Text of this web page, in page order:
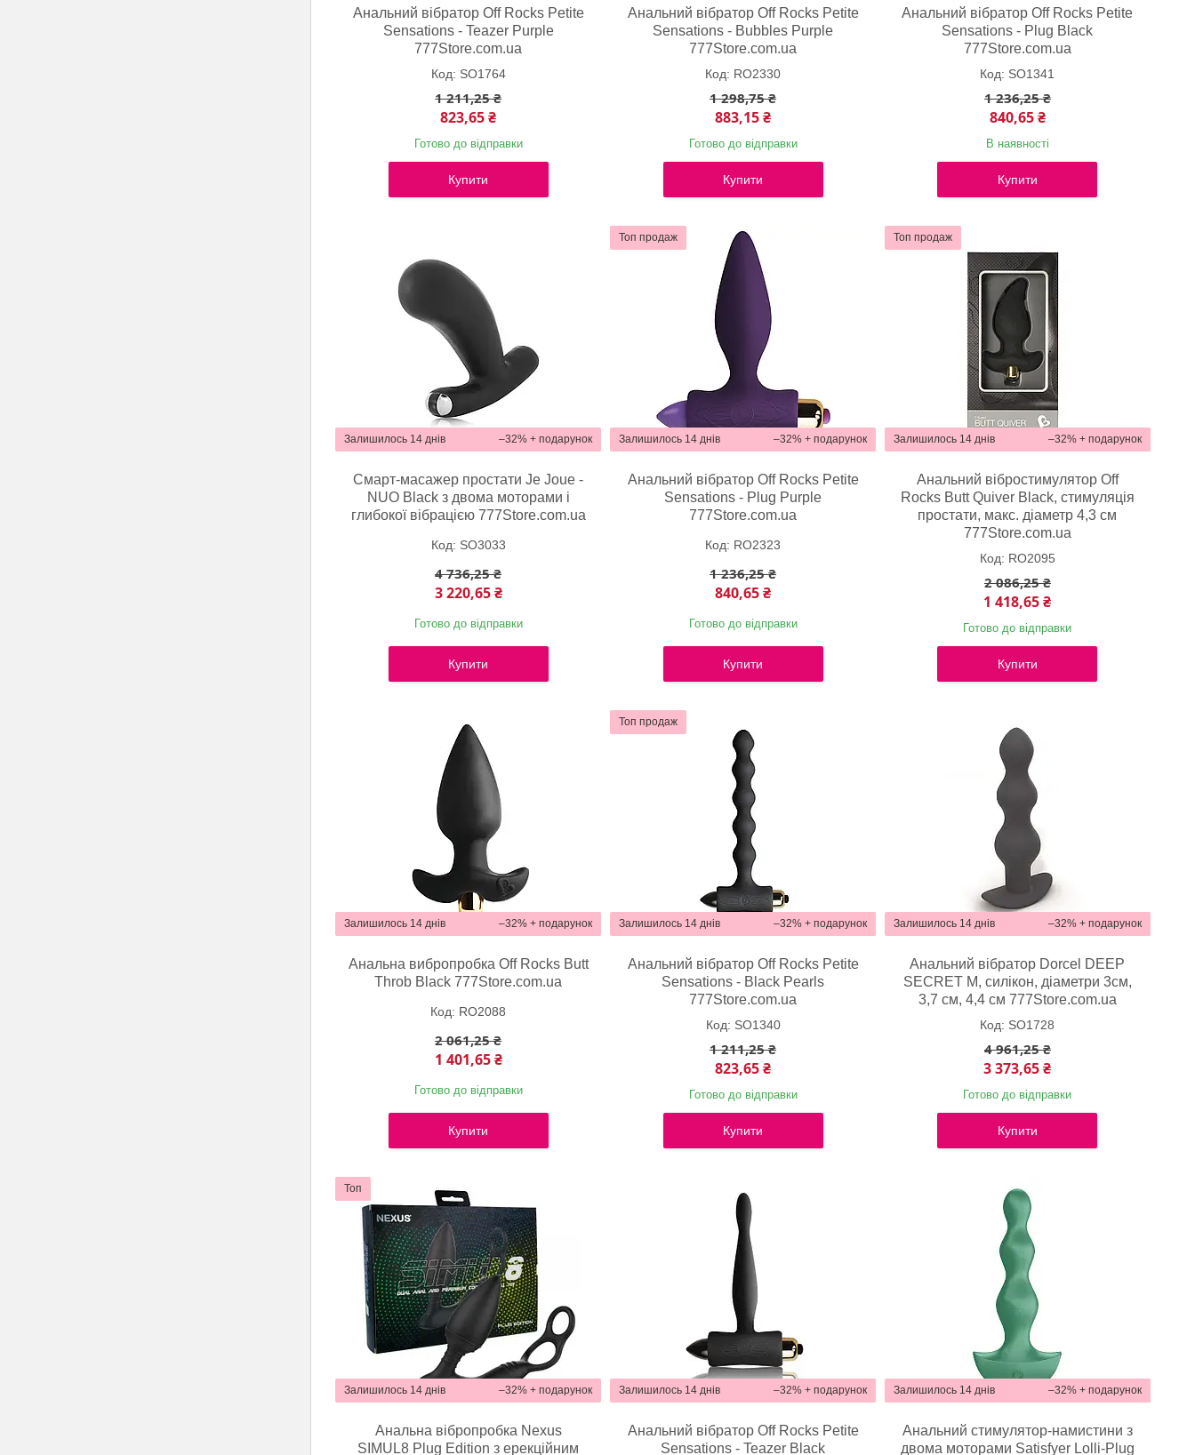
Анальний вібратор Off Rocks Petite
Sensations - Teazer Purple
777Store.com.ua
SO1764
1 211,25 ₴
823,65 ₴
Готово до відправки
Купити
Анальний вібратор Off Rocks Petite
Sensations - Bubbles Purple
777Store.com.ua
RO2330
1 298,75 ₴
883,15 ₴
Готово до відправки
Купити
Анальний вібратор Off Rocks Petite
Sensations - Plug Black
777Store.com.ua
SO1341
1 236,25 ₴
840,65 ₴
В наявності
Купити
–32%
Залишилось 14 днів
Смарт-масажер простати Je Joue -
NUO Black з двома моторами і
глибокої вібрацією 777Store.com.ua
SO3033
4 736,25 ₴
3 220,65 ₴
Готово до відправки
Купити
Топ продаж
–32%
Залишилось 14 днів
Анальний вібратор Off Rocks Petite
Sensations - Plug Purple
777Store.com.ua
RO2323
1 236,25 ₴
840,65 ₴
Готово до відправки
Купити
Топ продаж
–32%
Залишилось 14 днів
Анальний вібростимулятор Off
Rocks Butt Quiver Black, стимуляція
простати, макс. діаметр 4,3 см
777Store.com.ua
RO2095
2 086,25 ₴
1 418,65 ₴
Готово до відправки
Купити
–32%
Залишилось 14 днів
Анальна вибропробка Off Rocks Butt
Throb Black 777Store.com.ua
RO2088
2 061,25 ₴
1 401,65 ₴
Готово до відправки
Купити
Топ продаж
–32%
Залишилось 14 днів
Анальний вібратор Off Rocks Petite
Sensations - Black Pearls
777Store.com.ua
SO1340
1 211,25 ₴
823,65 ₴
Готово до відправки
Купити
–32%
Залишилось 14 днів
Анальний вібратор Dorcel DEEP
SECRET M, силікон, діаметри 3см,
3,7 см, 4,4 см 777Store.com.ua
SO1728
4 961,25 ₴
3 373,65 ₴
Готово до відправки
Купити
Топ
–32%
Залишилось 14 днів
Анальна вібропробка Nexus
SIMUL8 Plug Edition з ерекційним
–32%
Залишилось 14 днів
Анальний вібратор Off Rocks Petite
Sensations - Teazer Black
–32%
Залишилось 14 днів
Анальний стимулятор-намистини з
двома моторами Satisfyer Lolli-Plug